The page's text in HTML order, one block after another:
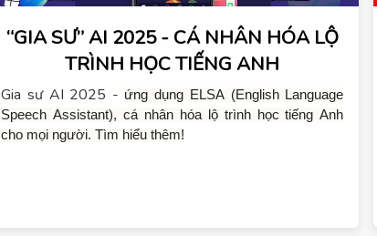
“GIA SƯ” AI 2025 - CÁ NHÂN HÓA LỘ
TRÌNH HỌC TIẾNG ANH
Gia sư AI 2025 - ứng dụng ELSA (English Language
Speech Assistant), cá nhân hóa lộ trình học tiếng Anh
cho mọi người. Tìm hiểu thêm!